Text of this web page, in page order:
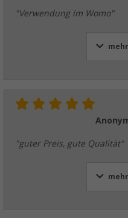
"Verwendung im Womo"
"guter Preis, gute Qualität"